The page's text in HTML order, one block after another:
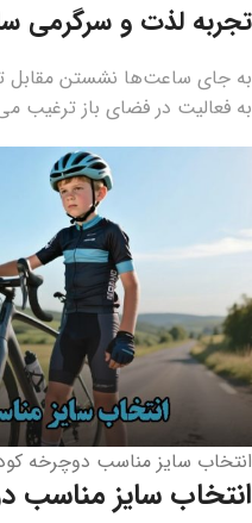
تجربه لذت و سرگرمی
به جای ساعت‌ها نشستن مقابل
به فعالیت در فضای باز ترغیب
انتخاب سایز مناسب دوچرخه
انتخاب سایز مناسب